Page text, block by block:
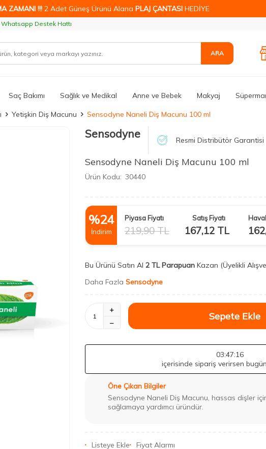
ZAMANI !!! 2 Adet Güneş Ürünü Alana PLAJ ÇANTASI HEDİYE
Whatsapp Destek Hattı
ARA
Saç Bakımı Sağlık ve Medikal Anne ve Bebek Makyaj
Yetişkin Diş Macunu Sensodyne Naneli Diş Macunu 100 ml
Sensodyne Resmi Distribütör Garantisi
Sensodyne Naneli Diş Macunu 100 ml
Ürün Kodu: 30440
%24
İndirim
Piyasa Fiyatı
219,90TL
Satış Fiyatı
167,12 TL
Bu Ürünü Satın Al 2 TL Parapuan Kazan (Üyelikli
Daha Fazla Sensodyne
Sepete Ekle
03:47:14
içerisinde sipariş verirsen
Öne Çıkan Bilgiler
Sensodyne Naneli Diş Macunu, hassas dişler
sağlamaya yardımcı üründür.
Listeye Ekle Fiyat Alarmı